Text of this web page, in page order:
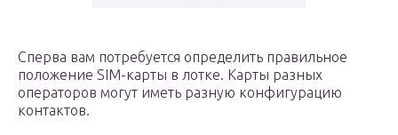
Сперва вам потребуется определить правильное
положение SIM-карты в лотке. Карты разных
операторов могут иметь разную конфигурацию
контактов.